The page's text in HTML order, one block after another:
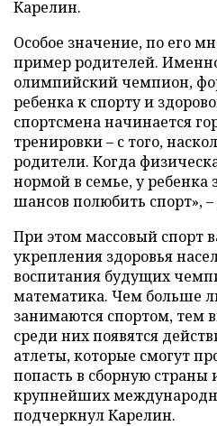
Карелин.
Особое значение, по его
пример родителей.
олимпийский чемпион,
ребенка к спорту и
спортсмена начинается
тренировки – с того,
родители. Когда
нормой в семье, у ребенка
шансов полюбить спорт»,
При этом массовый спорт
укрепления здоровья
воспитания будущих
математика. Чем больше
занимаются спортом, тем
среди них появятся
атлеты, которые смогут
попасть в сборную страны
крупнейших
подчеркнул Карелин.